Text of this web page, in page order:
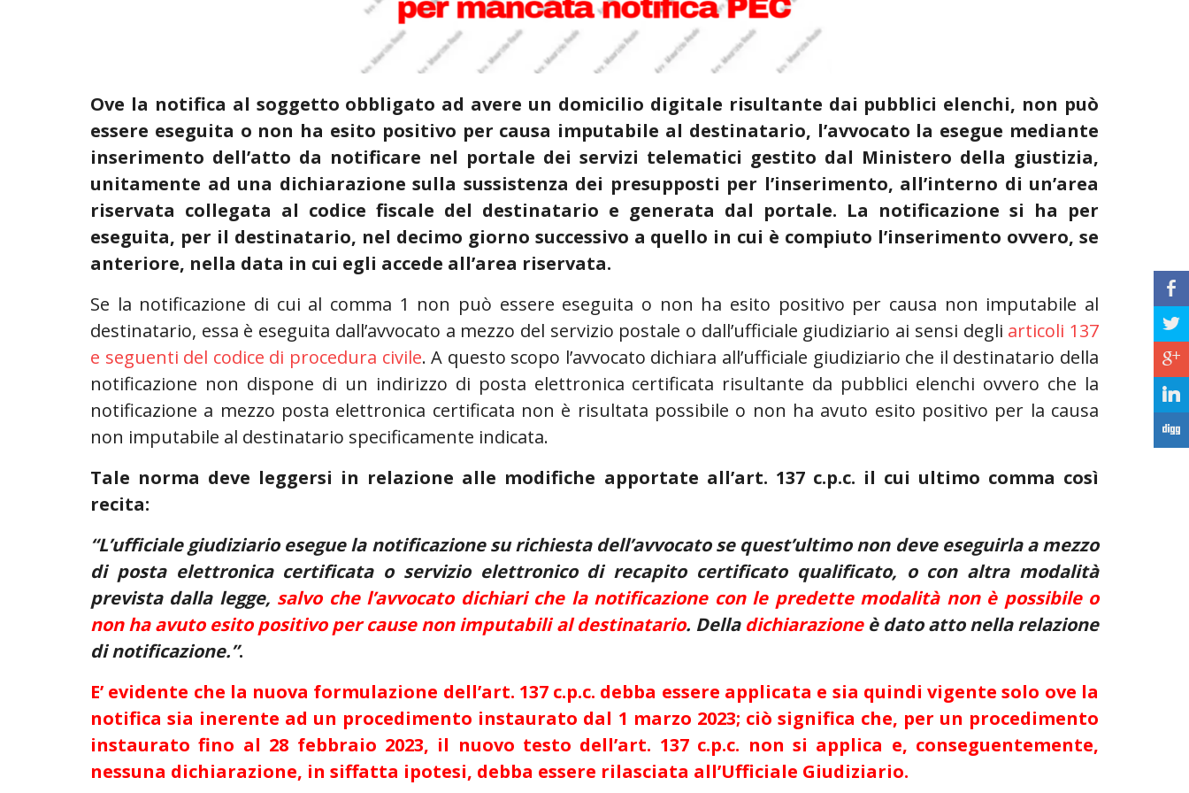
Ove la notifica al soggetto obbligato ad avere un domicilio digitale risultante dai pubblici elenchi, non può
essere eseguita o non ha esito positivo per causa imputabile al destinatario, l’avvocato la esegue mediante
inserimento dell’atto da notificare nel portale dei servizi telematici gestito dal Ministero della giustizia,
unitamente ad una dichiarazione sulla sussistenza dei presupposti per l’inserimento, all’interno di un’area
riservata collegata al codice fiscale del destinatario e generata dal portale. La notificazione si ha per
eseguita, per il destinatario, nel decimo giorno successivo a quello in cui è compiuto l’inserimento ovvero, se
anteriore, nella data in cui egli accede all’area riservata.
Se la notificazione di cui al comma 1 non può essere eseguita o non ha esito positivo per causa non imputabile al
destinatario, essa è eseguita dall’avvocato a mezzo del servizio postale o dall’ufficiale giudiziario ai sensi degli articoli 137
e seguenti del codice di procedura civile. A questo scopo l’avvocato dichiara all’ufficiale giudiziario che il destinatario della
notificazione non dispone di un indirizzo di posta elettronica certificata risultante da pubblici elenchi ovvero che la
notificazione a mezzo posta elettronica certificata non è risultata possibile o non ha avuto esito positivo per la causa
non imputabile al destinatario specificamente indicata.
Tale norma deve leggersi in relazione alle modifiche apportate all’art. 137 c.p.c. il cui ultimo comma così
recita:
“L’ufficiale giudiziario esegue la notificazione su richiesta dell’avvocato se quest’ultimo non deve eseguirla a mezzo
di posta elettronica certificata o servizio elettronico di recapito certificato qualificato, o con altra modalità
prevista dalla legge, salvo che l’avvocato dichiari che la notificazione con le predette modalità non è possibile o
non ha avuto esito positivo per cause non imputabili al destinatario. Della dichiarazioneè dato atto nella relazione
di notificazione.”.
E’ evidente che la nuova formulazione dell’art. 137 c.p.c. debba essere applicata e sia quindi vigente solo ove la
notifica sia inerente ad un procedimento instaurato dal 1 marzo 2023; ciò significa che, per un procedimento
instaurato fino al 28 febbraio 2023, il nuovo testo dell’art. 137 c.p.c. non si applica e, conseguentemente,
nessuna dichiarazione, in siffatta ipotesi, debba essere rilasciata all’Ufficiale Giudiziario.
b
a
c
j
F